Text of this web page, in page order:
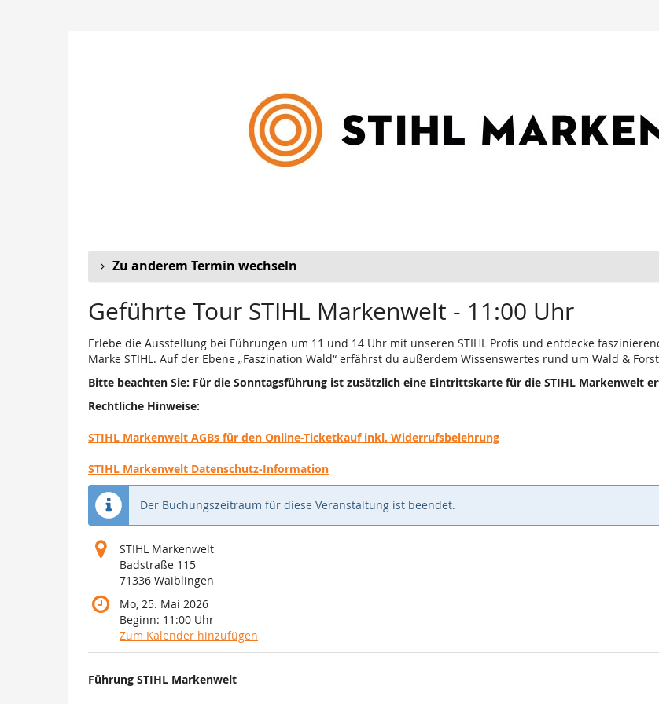
Zu anderem Termin wechseln
Geführte Tour STIHL Markenwelt - 11:00 Uhr
Erlebe die Ausstellung bei Führungen um 11 und 14 Uhr mit unseren STIHL Profis und entdecke
Marke STIHL. Auf der Ebene „Faszination Wald“ erfährst du außerdem Wissenswertes rund um Wald &
Bitte beachten Sie: Für die Sonntagsführung ist zusätzlich eine Eintrittskarte für die STIHL Markenwelt
Rechtliche Hinweise:
STIHL Markenwelt AGBs für den Online-Ticketkauf inkl. Widerrufsbelehrung
STIHL Markenwelt Datenschutz-Information
Der Buchungszeitraum für diese Veranstaltung ist beendet.
STIHL Markenwelt
Badstraße 115
71336 Waiblingen
Mo, 25. Mai 2026
Beginn: 11:00 Uhr
Zum Kalender hinzufügen
Produkte
Führung STIHL Markenwelt